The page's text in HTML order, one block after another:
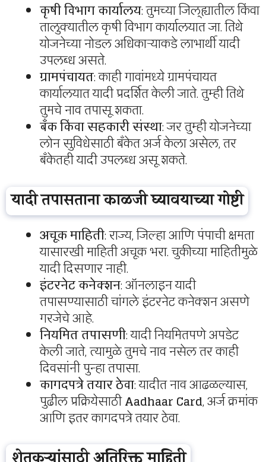
कृषी विभाग कार्यालय: तुमच्या जिल्ह्यातील किंवा
तालुक्यातील कृषी विभाग कार्यालयात जा. तिथे
योजनेच्या नोडल अधिकाऱ्याकडे लाभार्थी यादी
उपलब्ध असते.
ग्रामपंचायत: काही गावांमध्ये ग्रामपंचायत
कार्यालयात यादी प्रदर्शित केली जाते. तुम्ही तिथे
तुमचे नाव तपासू शकता.
बँक किंवा सहकारी संस्था: जर तुम्ही योजनेच्या
लोन सुविधेसाठी बँकेत अर्ज केला असेल, तर
बँकेतही यादी उपलब्ध असू शकते.
यादी तपासताना काळजी घ्यावयाच्या गोष्टी
अचूक माहिती: राज्य, जिल्हा आणि पंपाची क्षमता
यासारखी माहिती अचूक भरा. चुकीच्या माहितीमुळे
यादी दिसणार नाही.
इंटरनेट कनेक्शन: ऑनलाइन यादी
तपासण्यासाठी चांगले इंटरनेट कनेक्शन असणे
गरजेचे आहे.
नियमित तपासणी: यादी नियमितपणे अपडेट
केली जाते, त्यामुळे तुमचे नाव नसेल तर काही
दिवसांनी पुन्हा तपासा.
कागदपत्रे तयार ठेवा: यादीत नाव आढळल्यास,
पुढील प्रक्रियेसाठीAadhaar Card, अर्ज क्रमांक
आणि इतर कागदपत्रे तयार ठेवा.